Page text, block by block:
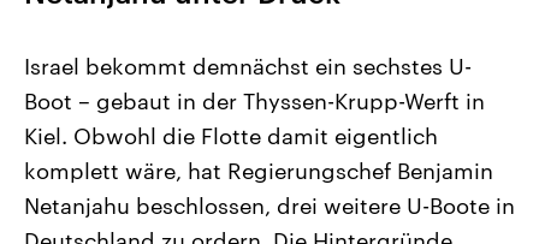
Landtagswahl Sachsen-Anhalt
2026
Alle Informationen
Sachsen-Anhalt wählt am 6.
September 2026 einen neuen
Landtag. Seit 2021 wird das
Bundesland von einer Koalition aus
USA
Aktuelle Beiträge,
Hintergründe
Wirtschaftlich und
gehören die Vereinigten
den mächtigsten Ländern
mit großem Einfluss auf
Israel bekommt demnächst ein sechstes U-
Boot – gebaut in der Thyssen-Krupp-Werft in
Kiel. Obwohl die Flotte damit eigentlich
komplett wäre, hat Regierungschef Benjamin
Netanjahu beschlossen, drei weitere U-Boote in